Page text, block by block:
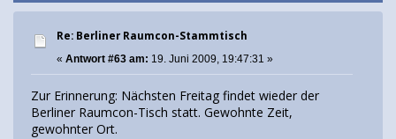
Re: Berliner Raumcon-Stammtisch
« Antwort #63 am: 19. Juni 2009, 19:47:31 »
Zur Erinnerung: Nächsten Freitag findet wieder der
Berliner Raumcon-Tisch statt. Gewohnte Zeit,
gewohnter Ort.